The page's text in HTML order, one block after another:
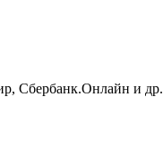
Сбербанк.Онлайн и др.